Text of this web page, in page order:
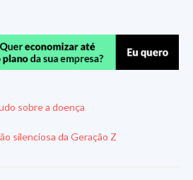
sobre a doença
silenciosa da Geração Z